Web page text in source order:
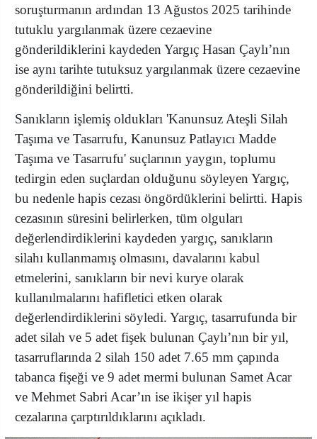
soruşturmanın ardından 13 Ağustos 2025 tarihinde
tutuklu yargılanmak üzere cezaevine
gönderildiklerini kaydeden Yargıç Hasan Çaylı’nın
ise aynı tarihte tutuksuz yargılanmak üzere cezaevine
gönderildiğini belirtti.
Sanıkların işlemiş oldukları 'Kanunsuz Ateşli Silah
Taşıma ve Tasarrufu, Kanunsuz Patlayıcı Madde
Taşıma ve Tasarrufu' suçlarının yaygın, toplumu
tedirgin eden suçlardan olduğunu söyleyen Yargıç,
bu nedenle hapis cezası öngördüklerini belirtti. Hapis
cezasının süresini belirlerken, tüm olguları
değerlendirdiklerini kaydeden yargıç, sanıkların
silahı kullanmamış olmasını, davalarını kabul
etmelerini, sanıkların bir nevi kurye olarak
kullanılmalarını hafifletici etken olarak
değerlendirdiklerini söyledi. Yargıç, tasarrufunda bir
adet silah ve 5 adet fişek bulunan Çaylı’nın bir yıl,
tasarruflarında 2 silah 150 adet 7.65 mm çapında
tabanca fişeği ve 9 adet mermi bulunan Samet Acar
ve Mehmet Sabri Acar’ın ise ikişer yıl hapis
cezalarına çarptırıldıklarını açıkladı.